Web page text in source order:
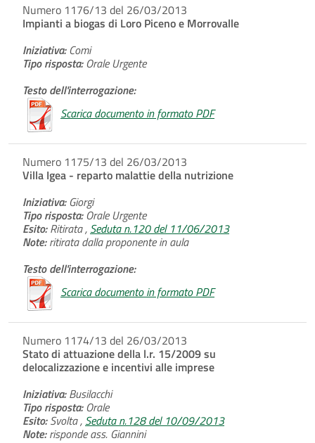
Numero 1176/13 del 26/03/2013
Impianti a biogas di Loro Piceno e Morrovalle
Iniziativa:Comi
Tipo risposta:Orale Urgente
Testo dell'interrogazione:
Scarica documento in formato PDF
Numero 1175/13 del 26/03/2013
Villa Igea - reparto malattie della nutrizione
Iniziativa:Giorgi
Tipo risposta:Orale Urgente
Esito:Ritirata , Seduta n.120 del 11/06/2013
Note:ritirata dalla proponente in aula
Testo dell'interrogazione:
Scarica documento in formato PDF
Numero 1174/13 del 26/03/2013
Stato di attuazione della l.r. 15/2009 su
delocalizzazione e incentivi alle imprese
Iniziativa:Busilacchi
Tipo risposta:Orale
Esito:Svolta , Seduta n.128 del 10/09/2013
Note:risponde ass. Giannini